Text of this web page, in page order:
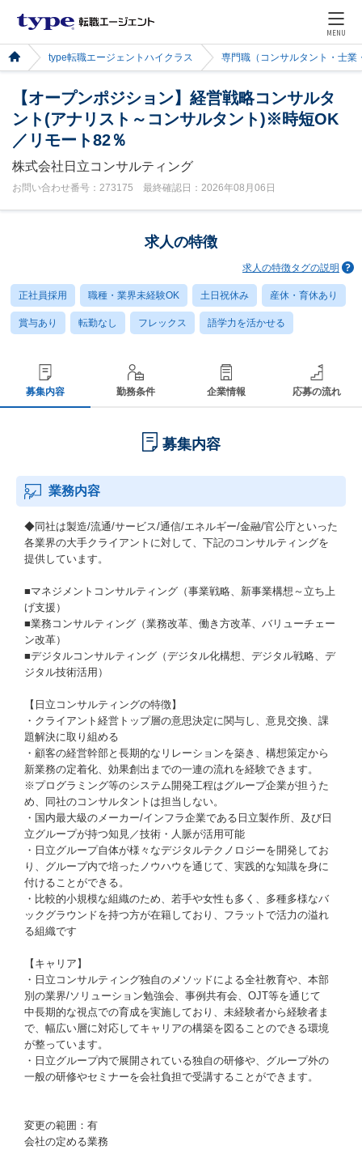
MENU
type転職エージェントハイクラス 専門職（コンサルタント・士業
【オープンポジション】経営戦略コンサルタ
ント(アナリスト～コンサルタント)※時短OK
／リモート82％
株式会社日立コンサルティング
お問い合わせ番号：273175 最終確認日：2026年08月06日
求人の特徴
求人の特徴タグの説明
正社員採用 職種・業界未経験OK 土日祝休み 産休・育休あり
賞与あり 転勤なし フレックス 語学力を活かせる
募集内容 勤務条件 企業情報 応募の流れ
募集内容
業務内容
◆同社は製造/流通/サービス/通信/エネルギー/金融/官公庁といった
各業界の大手クライアントに対して、下記のコンサルティングを
提供しています。
■マネジメントコンサルティング（事業戦略、新事業構想～立ち上
げ支援）
■業務コンサルティング（業務改革、働き方改革、バリューチェー
ン改革）
■デジタルコンサルティング（デジタル化構想、デジタル戦略、デ
ジタル技術活用）
【日立コンサルティングの特徴】
・クライアント経営トップ層の意思決定に関与し、意見交換、課
題解決に取り組める
・顧客の経営幹部と長期的なリレーションを築き、構想策定から
新業務の定着化、効果創出までの一連の流れを経験できます。
※プログラミング等のシステム開発工程はグループ企業が担うた
め、同社のコンサルタントは担当しない。
・国内最大級のメーカー/インフラ企業である日立製作所、及び日
立グループが持つ知見／技術・人脈が活用可能
・日立グループ自体が様々なデジタルテクノロジーを開発してお
り、グループ内で培ったノウハウを通じて、実践的な知識を身に
付けることができる。
・比較的小規模な組織のため、若手や女性も多く、多種多様なバ
ックグラウンドを持つ方が在籍しており、フラットで活力の溢れ
る組織です
【キャリア】
・日立コンサルティング独自のメソッドによる全社教育や、本部
別の業界/ソリューション勉強会、事例共有会、OJT等を通じて
中長期的な視点での育成を実施しており、未経験者から経験者ま
で、幅広い層に対応してキャリアの構築を図ることのできる環境
が整っています。
・日立グループ内で展開されている独自の研修や、グループ外の
一般の研修やセミナーを会社負担で受講することができます。
変更の範囲：有
会社の定める業務